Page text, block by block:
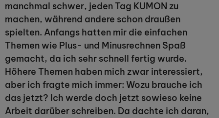
manchmal schwer, jeden Tag KUMON zu
machen, während andere schon draußen
spielten. Anfangs hatten mir die einfachen
Themen wie Plus- und Minusrechnen Spaß
gemacht, da ich sehr schnell fertig wurde.
Höhere Themen haben mich zwar interessiert,
aber ich fragte mich immer: Wozu brauche ich
das jetzt? Ich werde doch jetzt sowieso keine
Arbeit darüber schreiben. Da dachte ich daran,